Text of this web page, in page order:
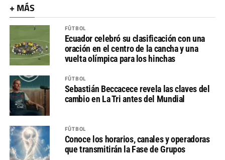
+ MÁS
FÚTBOL
Ecuador celebró su clasificación con una
oración en el centro de la cancha y una
vuelta olímpica para los hinchas
FÚTBOL
Sebastián Beccacece revela las claves del
cambio en La Tri antes del Mundial
FÚTBOL
Conoce los horarios, canales y operadoras
que transmitirán la Fase de Grupos